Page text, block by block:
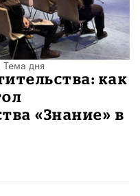
Тема дня
как
«Знание» в